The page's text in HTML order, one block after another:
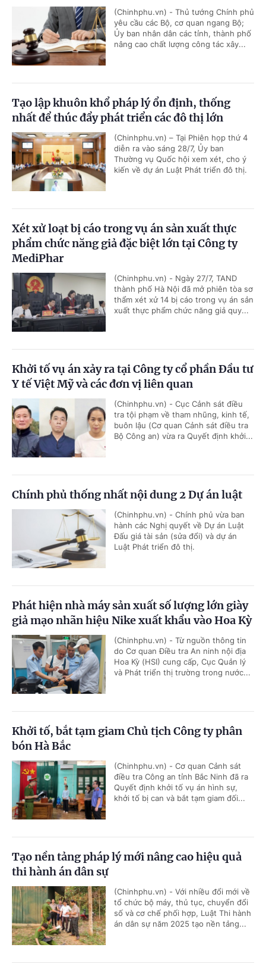
(Chinhphu.vn) - Thủ tướng Chính phủ
yêu cầu các Bộ, cơ quan ngang Bộ;
Ủy ban nhân dân các tỉnh, thành phố
nâng cao chất lượng công tác xây...
Tạo lập khuôn khổ pháp lý ổn định, thống
nhất để thúc đẩy phát triển các đô thị lớn
(Chinhphu.vn) – Tại Phiên họp thứ 4
diễn ra vào sáng 28/7, Ủy ban
Thường vụ Quốc hội xem xét, cho ý
kiến về dự án Luật Phát triển đô thị.
Xét xử loạt bị cáo trong vụ án sản xuất thực
phẩm chức năng giả đặc biệt lớn tại Công ty
MediPhar
(Chinhphu.vn) - Ngày 27/7, TAND
thành phố Hà Nội đã mở phiên tòa sơ
thẩm xét xử 14 bị cáo trong vụ án sản
xuất thực phẩm chức năng giả quy...
Khởi tố vụ án xảy ra tại Công ty cổ phần Đầu tư
Y tế Việt Mỹ và các đơn vị liên quan
(Chinhphu.vn) - Cục Cảnh sát điều
tra tội phạm về tham nhũng, kinh tế,
buôn lậu (Cơ quan Cảnh sát điều tra
Bộ Công an) vừa ra Quyết định khởi...
Chính phủ thống nhất nội dung 2 Dự án luật
(Chinhphu.vn) - Chính phủ vừa ban
hành các Nghị quyết về Dự án Luật
Đấu giá tài sản (sửa đổi) và dự án
Luật Phát triển đô thị.
Phát hiện nhà máy sản xuất số lượng lớn giày
giả mạo nhãn hiệu Nike xuất khẩu vào Hoa Kỳ
(Chinhphu.vn) - Từ nguồn thông tin
do Cơ quan Điều tra An ninh nội địa
Hoa Kỳ (HSI) cung cấp, Cục Quản lý
và Phát triển thị trường trong nước...
Khởi tố, bắt tạm giam Chủ tịch Công ty phân
bón Hà Bắc
(Chinhphu.vn) - Cơ quan Cảnh sát
điều tra Công an tỉnh Bắc Ninh đã ra
Quyết định khởi tố vụ án hình sự,
khởi tố bị can và bắt tạm giam đối...
Tạo nền tảng pháp lý mới nâng cao hiệu quả
thi hành án dân sự
(Chinhphu.vn) - Với nhiều đổi mới về
tổ chức bộ máy, thủ tục, chuyển đổi
số và cơ chế phối hợp, Luật Thi hành
án dân sự năm 2025 tạo nền tảng...